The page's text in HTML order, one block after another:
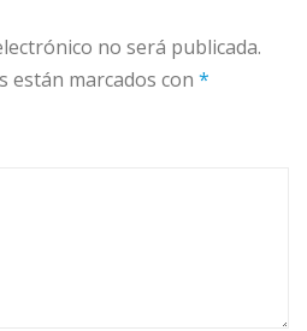
no será publicada.
están marcados con *